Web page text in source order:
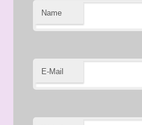
Name
E-Mail